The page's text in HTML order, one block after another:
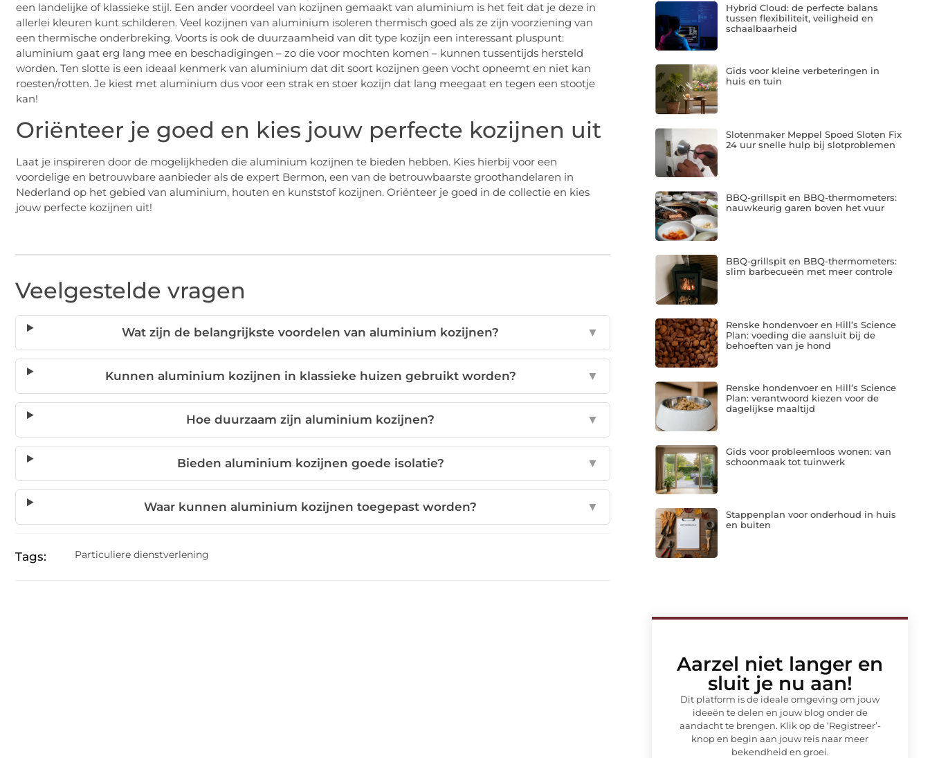
een landelijke of klassieke stijl. Een ander voordeel van kozijnen gemaakt van aluminium is het feit dat je deze in
allerlei kleuren kunt schilderen. Veel kozijnen van aluminium isoleren thermisch goed als ze zijn voorziening van
een thermische onderbreking. Voorts is ook de duurzaamheid van dit type kozijn een interessant pluspunt:
aluminium gaat erg lang mee en beschadigingen – zo die voor mochten komen – kunnen tussentijds hersteld
worden. Ten slotte is een ideaal kenmerk van aluminium dat dit soort kozijnen geen vocht opneemt en niet kan
roesten/rotten. Je kiest met aluminium dus voor een strak en stoer kozijn dat lang meegaat en tegen een stootje
kan!
Oriënteer je goed en kies jouw perfecte kozijnen uit
Laat je inspireren door de mogelijkheden die aluminium kozijnen te bieden hebben. Kies hierbij voor een
voordelige en betrouwbare aanbieder als de expert Bermon, een van de betrouwbaarste groothandelaren in
Nederland op het gebied van aluminium, houten en kunststof kozijnen. Oriënteer je goed in de collectie en kies
jouw perfecte kozijnen uit!
Veelgestelde vragen
Wat zijn de belangrijkste voordelen van aluminium kozijnen? ▼
Kunnen aluminium kozijnen in klassieke huizen gebruikt worden? ▼
Hoe duurzaam zijn aluminium kozijnen? ▼
Bieden aluminium kozijnen goede isolatie? ▼
Waar kunnen aluminium kozijnen toegepast worden? ▼
Tags: Particuliere dienstverlening
Hybrid Cloud: de perfecte balans
tussen flexibiliteit, veiligheid en
schaalbaarheid
Gids voor kleine verbeteringen in
huis en tuin
Slotenmaker Meppel Spoed Sloten Fix
24 uur snelle hulp bij slotproblemen
BBQ-grillspit en BBQ-thermometers:
nauwkeurig garen boven het vuur
BBQ-grillspit en BBQ-thermometers:
slim barbecueën met meer controle
Renske hondenvoer en Hill’s Science
Plan: voeding die aansluit bij de
behoeften van je hond
Renske hondenvoer en Hill’s Science
Plan: verantwoord kiezen voor de
dagelijkse maaltijd
Gids voor probleemloos wonen: van
schoonmaak tot tuinwerk
Stappenplan voor onderhoud in huis
en buiten
Aarzel niet langer en
sluit je nu aan!
Dit platform is de ideale omgeving om jouw
ideeën te delen en jouw blog onder de
aandacht te brengen. Klik op de ‘Registreer’-
knop en begin aan jouw reis naar meer
bekendheid en groei.